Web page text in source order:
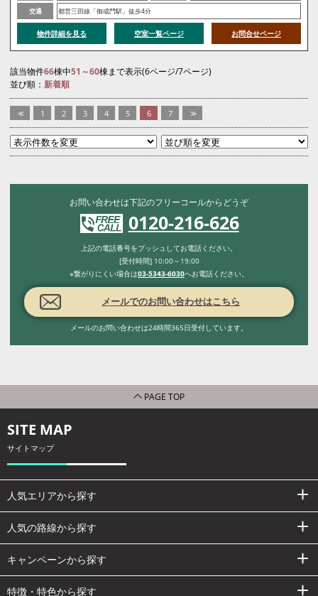
交通
都営三田線「御成門駅」徒歩4分
物件詳細を見る 空室一覧ページ お問合せページ
該当物件66棟中51～60棟まで表示(6ページ/7ページ)
並び順： 新着順
<< 1 2 3 4 5 6 7 >>
お問い合わせは下記のフリーコールからどうぞ
0120-216-626
上記の電話番号をプッシュしてお電話ください。
[受付時間] 10:00～19:00
※繋がりにくい場合は03-5343-6030へお電話ください。
メールでのお問い合わせはこちら
メールのお問い合わせは24時間365日受付しています。
PAGE TOP
SITE MAP
サイトマップ
人気エリアから探す
人気の路線から探す
キャンペーンから探す
特徴・特色から探す